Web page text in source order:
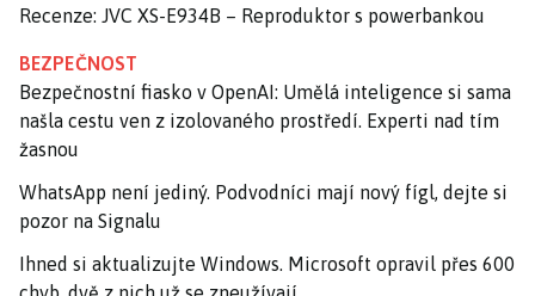
Recenze: JVC XS-E934B – Reproduktor s powerbankou
BEZPEČNOST
Bezpečnostní fiasko v OpenAI: Umělá inteligence si sama
našla cestu ven z izolovaného prostředí. Experti nad tím
žasnou
WhatsApp není jediný. Podvodníci mají nový fígl, dejte si
pozor na Signalu
Ihned si aktualizujte Windows. Microsoft opravil přes 600